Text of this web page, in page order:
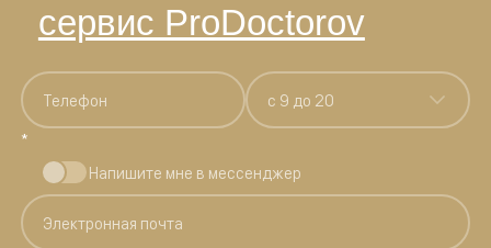
сервис ProDoctorov
*
c 9 до 20
Напишите мне в мессенджер